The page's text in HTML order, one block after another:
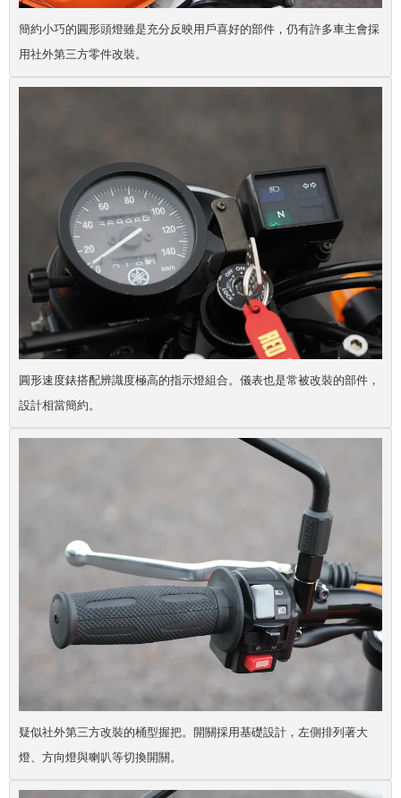
簡約小巧的圓形頭燈雖是充分反映用戶喜好的部件，仍有許多車主會採
用社外第三方零件改裝。
圓形速度錶搭配辨識度極高的指示燈組合。儀表也是常被改裝的部件，
設計相當簡約。
疑似社外第三方改裝的桶型握把。開關採用基礎設計，左側排列著大
燈、方向燈與喇叭等切換開關。